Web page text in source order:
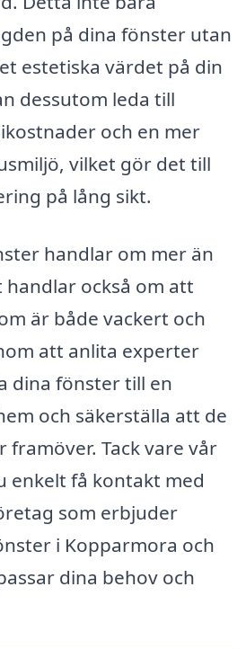
på dina fönster utan
estetiska värdet på din
dessutom leda till
och en mer
vilket gör det till
på lång sikt.
handlar om mer än
också om att
är både vackert och
att anlita experter
dina fönster till en
och säkerställa att de
framöver. Tack vare vår
enkelt få kontakt med
som erbjuder
i Kopparmora och
dina behov och